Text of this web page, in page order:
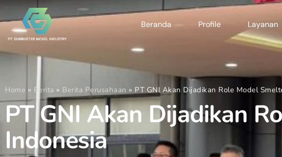
Beranda Profile Layanan
Home » Berita » Berita Perusahaan » PT GNI Akan Dijadikan Role Model
PT GNI Akan Dijadikan
Indonesia